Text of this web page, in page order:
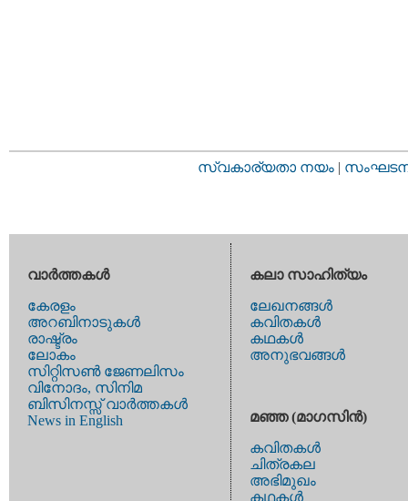
സ്വകാര്യതാ നയം |
വാര്‍ത്തകള്‍
കേരളം
അറബിനാടുകള്‍
രാഷ്ട്രം
ലോകം
സിറ്റിസണ്‍ ജേണലിസം
വിനോദം, സിനിമ
ബിസിനസ്സ് വാര്‍ത്തകള്‍
News in English
കലാ സാഹിത്യം
ലേഖനങ്ങള്‍
കവിതകള്‍
കഥകള്‍
അനുഭവങ്ങള്‍
മഞ്ഞ (മാഗസിന്‍)
കവിതകള്‍
ചിത്രകല
അഭിമുഖം
കഥകള്‍